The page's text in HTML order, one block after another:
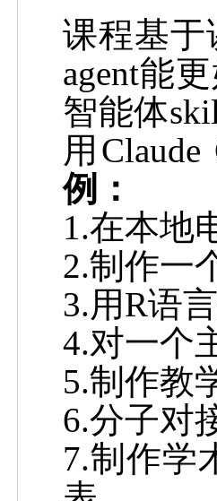
课程基于
agent能
智能体
用 Claude
例：
1.在本地
2.制作一
3.用R语
4.对一个
5.制作教
6.分子对
7.制作学